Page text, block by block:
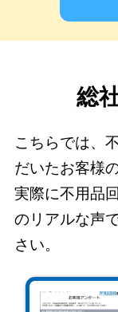
総
こちらでは、
だいたお客様
実際に不用品
のリアルな声
さい。